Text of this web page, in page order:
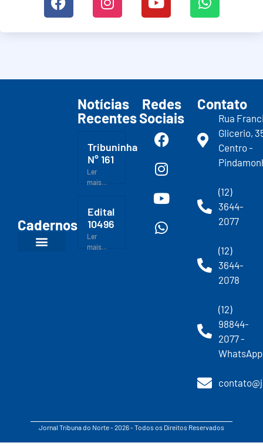
Cadernos
Notícias
Recentes
Tribuninha
N° 161
Ler
mais...
Edital
10496
Ler
mais...
Redes
Sociais
Contato
Rua
Glicerio,
Centro -
(12)
3644-
2077
(12)
3644-
2078
(12)
98844-
2077 -
WhatsApp
Jornal Tribuna do Norte - 2026 - Todos os Direitos Reservados